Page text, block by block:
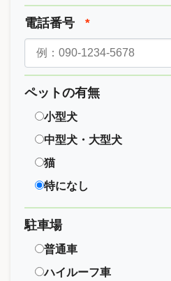
電話番号 *
ペットの有無
小型犬
中型犬・大型犬
猫
特になし
駐車場
普通車
ハイルーフ車